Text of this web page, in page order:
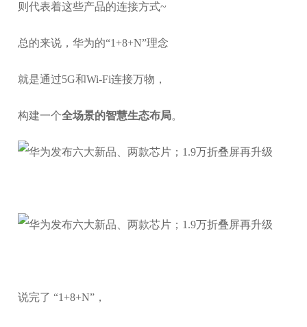
则代表着这些产品的连接方式~
总的来说，华为的“1+8+N”理念
就是通过5G和Wi-Fi连接万物，
构建一个全场景的智慧生态布局。
说完了 “1+8+N”，